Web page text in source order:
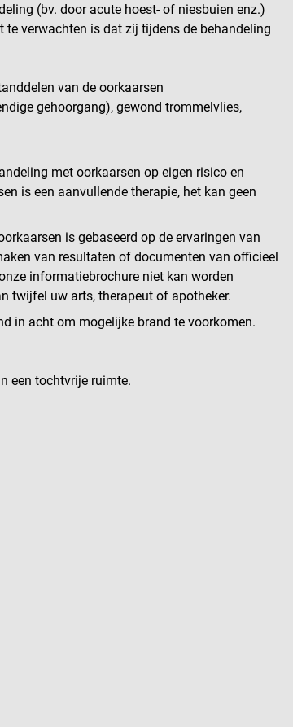
(bv. door acute hoest- of niesbuien enz.)
verwachten is dat zij tijdens de behandeling
van de oorkaarsen
gehoorgang), gewond trommelvlies,
met oorkaarsen op eigen risico en
is een aanvullende therapie, het kan geen
is gebaseerd op de ervaringen van
van resultaten of documenten van officieel
informatiebrochure niet kan worden
twijfel uw arts, therapeut of apotheker.
in acht om mogelijke brand te voorkomen.
een tochtvrije ruimte.